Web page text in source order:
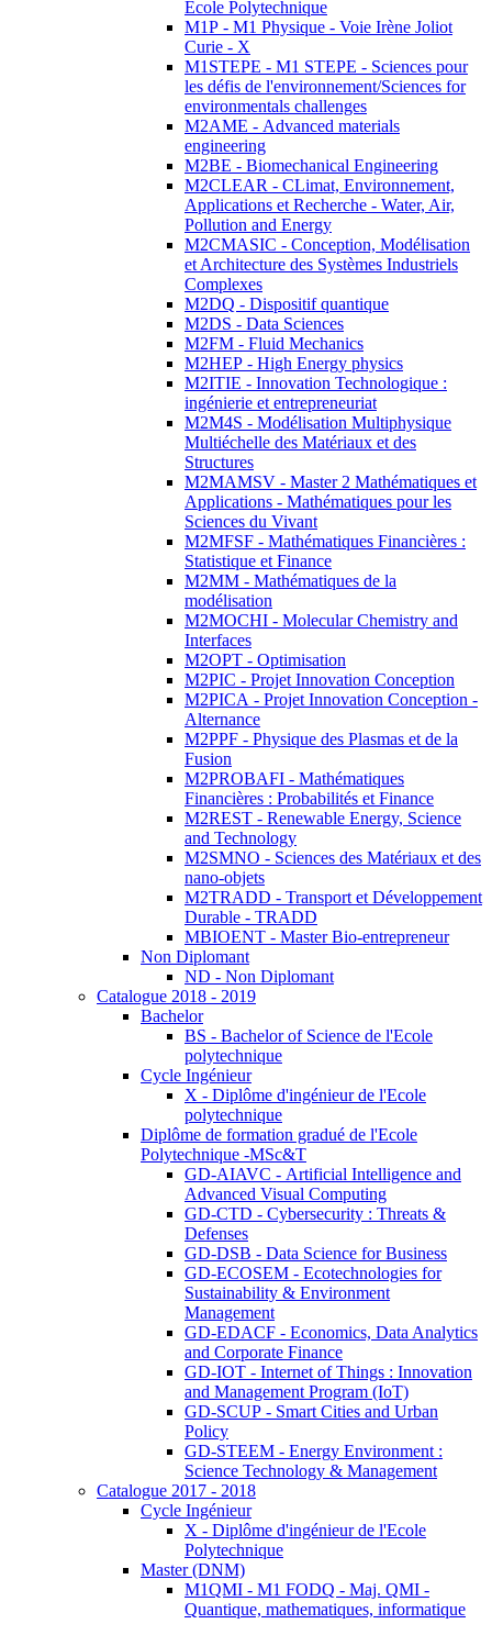
École Polytechnique
M1P - M1 Physique - Voie Irène Joliot
Curie - X
M1STEPE - M1 STEPE - Sciences pour
les défis de l'environnement/Sciences for
environmentals challenges
M2AME - Advanced materials
engineering
M2BE - Biomechanical Engineering
M2CLEAR - CLimat, Environnement,
Applications et Recherche - Water, Air,
Pollution and Energy
M2CMASIC - Conception, Modélisation
et Architecture des Systèmes Industriels
Complexes
M2DQ - Dispositif quantique
M2DS - Data Sciences
M2FM - Fluid Mechanics
M2HEP - High Energy physics
M2ITIE - Innovation Technologique :
ingénierie et entrepreneuriat
M2M4S - Modélisation Multiphysique
Multiéchelle des Matériaux et des
Structures
M2MAMSV - Master 2 Mathématiques et
Applications - Mathématiques pour les
Sciences du Vivant
M2MFSF - Mathématiques Financières :
Statistique et Finance
M2MM - Mathématiques de la
modélisation
M2MOCHI - Molecular Chemistry and
Interfaces
M2OPT - Optimisation
M2PIC - Projet Innovation Conception
M2PICA - Projet Innovation Conception -
Alternance
M2PPF - Physique des Plasmas et de la
Fusion
M2PROBAFI - Mathématiques
Financières : Probabilités et Finance
M2REST - Renewable Energy, Science
and Technology
M2SMNO - Sciences des Matériaux et des
nano-objets
M2TRADD - Transport et Développement
Durable - TRADD
MBIOENT - Master Bio-entrepreneur
Non Diplomant
ND - Non Diplomant
Catalogue 2018 - 2019
Bachelor
BS - Bachelor of Science de l'Ecole
polytechnique
Cycle Ingénieur
X - Diplôme d'ingénieur de l'Ecole
polytechnique
Diplôme de formation gradué de l'Ecole
Polytechnique -MSc&T
GD-AIAVC - Artificial Intelligence and
Advanced Visual Computing
GD-CTD - Cybersecurity : Threats &
Defenses
GD-DSB - Data Science for Business
GD-ECOSEM - Ecotechnologies for
Sustainability & Environment
Management
GD-EDACF - Economics, Data Analytics
and Corporate Finance
GD-IOT - Internet of Things : Innovation
and Management Program (IoT)
GD-SCUP - Smart Cities and Urban
Policy
GD-STEEM - Energy Environment :
Science Technology & Management
Catalogue 2017 - 2018
Cycle Ingénieur
X - Diplôme d'ingénieur de l'Ecole
Polytechnique
Master (DNM)
M1QMI - M1 FODQ - Maj. QMI -
Quantique, mathematiques, informatique